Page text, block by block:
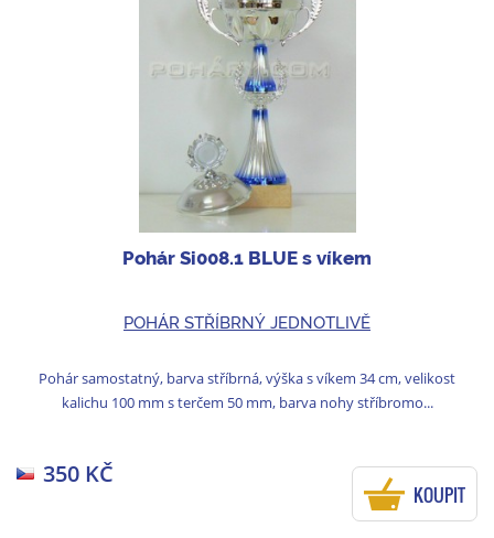
Pohár Si008.1 BLUE s víkem
POHÁR STŘÍBRNÝ JEDNOTLIVĚ
Pohár samostatný, barva stříbrná, výška s víkem 34 cm, velikost
kalichu 100 mm s terčem 50 mm, barva nohy stříbromo...
350 KČ
KOUPIT